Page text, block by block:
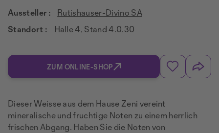
Aussteller :
Rutishauser-Divino SA
Standort :
Halle 4, Stand 4.0.30
ZUM ONLINE-SHOP
Dieser Weisse aus dem Hause Zeni vereint
mineralische und fruchtige Noten zu einem herrlich
frischen Abgang. Haben Sie die Noten von